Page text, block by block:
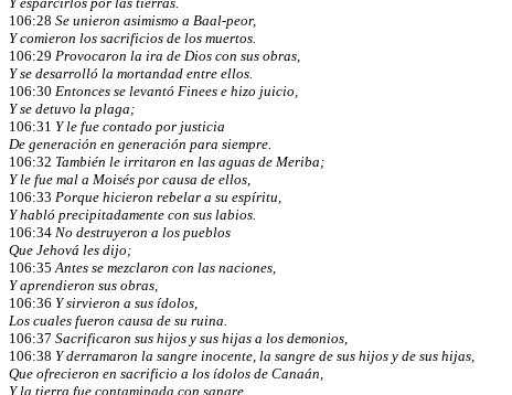
106:28 Se unieron asimismo a Baal-peor,
Y comieron los sacrificios de los muertos.
106:29 Provocaron la ira de Dios con sus obras,
Y se desarrolló la mortandad entre ellos.
106:30 Entonces se levantó Finees e hizo juicio,
Y se detuvo la plaga;
106:31 Y le fue contado por justicia
De generación en generación para siempre.
106:32 También le irritaron en las aguas de Meriba;
Y le fue mal a Moisés por causa de ellos,
106:33 Porque hicieron rebelar a su espíritu,
Y habló precipitadamente con sus labios.
106:34 No destruyeron a los pueblos
Que Jehová les dijo;
106:35Antes se mezclaron con las naciones,
Y aprendieron sus obras,
106:36 Y sirvieron a sus ídolos,
Los cuales fueron causa de su ruina.
106:37 Sacrificaron sus hijos y sus hijas a los demonios,
106:38 Y derramaron la sangre inocente, la sangre de sus hijos y de sus hijas,
Que ofrecieron en sacrificio a los ídolos de Canaán,
Y la tierra fue contaminada con sangre.